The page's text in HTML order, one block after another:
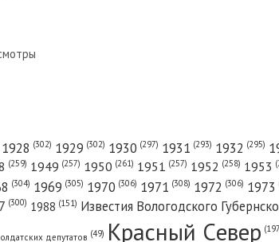
1928 (302) 1929 (302) 1930 (297) 1931 (293) 1932 (295)
(259) 1949 (257) 1950 (261) 1951 (257) 1952 (258) 1953
(304) 1969 (305) 1970 (306) 1971 (308) 1972 (306) 1973
(300) 1988 (151) Известия Вологодского
депутатов (49) Красный Cевер